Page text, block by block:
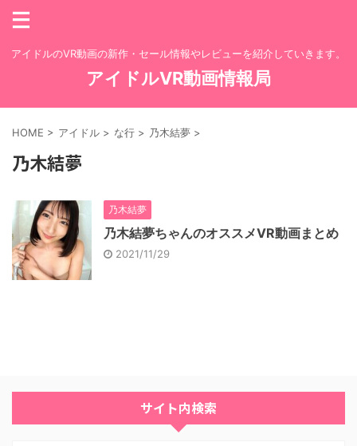
アイドルのVR動画の新作・セール情報やレビューを紹介していきます。
アイドルVR動画情報局
HOME > アイドル > な行 > 乃木結夢 >
乃木結夢
乃木結夢
乃木結夢ちゃんのオススメVR動画まとめ
2021/11/29
サイト内検索